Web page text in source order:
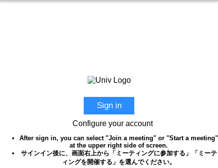
Sign in
Configure your account
After sign in, you can select "Join a meeting" or "Start a meeting"
at the upper right side of screen.
サインイン後に、画面右上から「ミーティングに参加する」「ミーテ
ィングを開催する」を選んでください。